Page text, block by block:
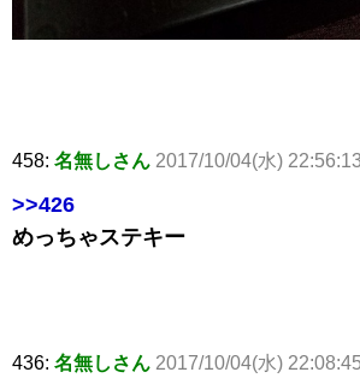
458: 名無しさん 2017/10/04(水)
>>426
めっちゃステキー
436: 名無しさん 2017/10/04(水)